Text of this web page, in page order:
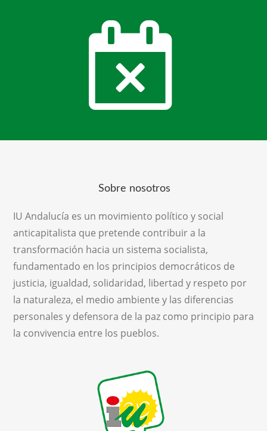
Sobre nosotros
IU Andalucía es un movimiento político y social
anticapitalista que pretende contribuir a la
transformación hacia un sistema socialista,
fundamentado en los principios democráticos de
justicia, igualdad, solidaridad, libertad y respeto por
la naturaleza, el medio ambiente y las diferencias
personales y defensora de la paz como principio para
la convivencia entre los pueblos.